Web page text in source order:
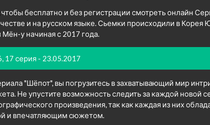
бесплатно и без регистрации смотреть онлайн
и на русском языке. Сьемки происходили в Корея
у начиная с 2017 года.
17 серия - 23.05.2017
"Шёпот", вы погрузитесь в захватывающий мир
Не упустите возможность следить за каждой новой
произведения, так как каждая из них
и впечатляющим сюжетом.